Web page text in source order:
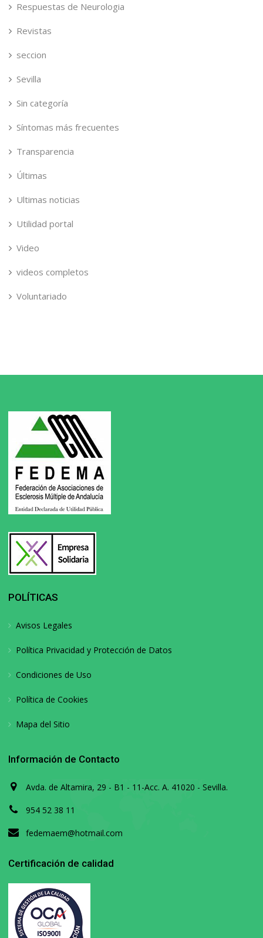
Respuestas de Neurologia
Revistas
seccion
Sevilla
Sin categoría
Síntomas más frecuentes
Transparencia
Últimas
Ultimas noticias
Utilidad portal
Video
videos completos
Voluntariado
POLÍTICAS
Avisos Legales
Política Privacidad y Protección de Datos
Condiciones de Uso
Política de Cookies
Mapa del Sitio
Información de Contacto
Avda. de Altamira, 29 - B1 - 11-Acc. A. 41020 - Sevilla.
954 52 38 11
fedemaem@hotmail.com
Certificación de calidad